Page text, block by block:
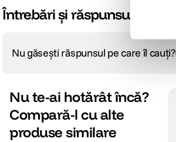
Întrebări și răspunsuri
Nu găsești răspunsul pe care îl cauți?
Nu te-ai hotărât încă?
Compară-l cu alte
produse similare